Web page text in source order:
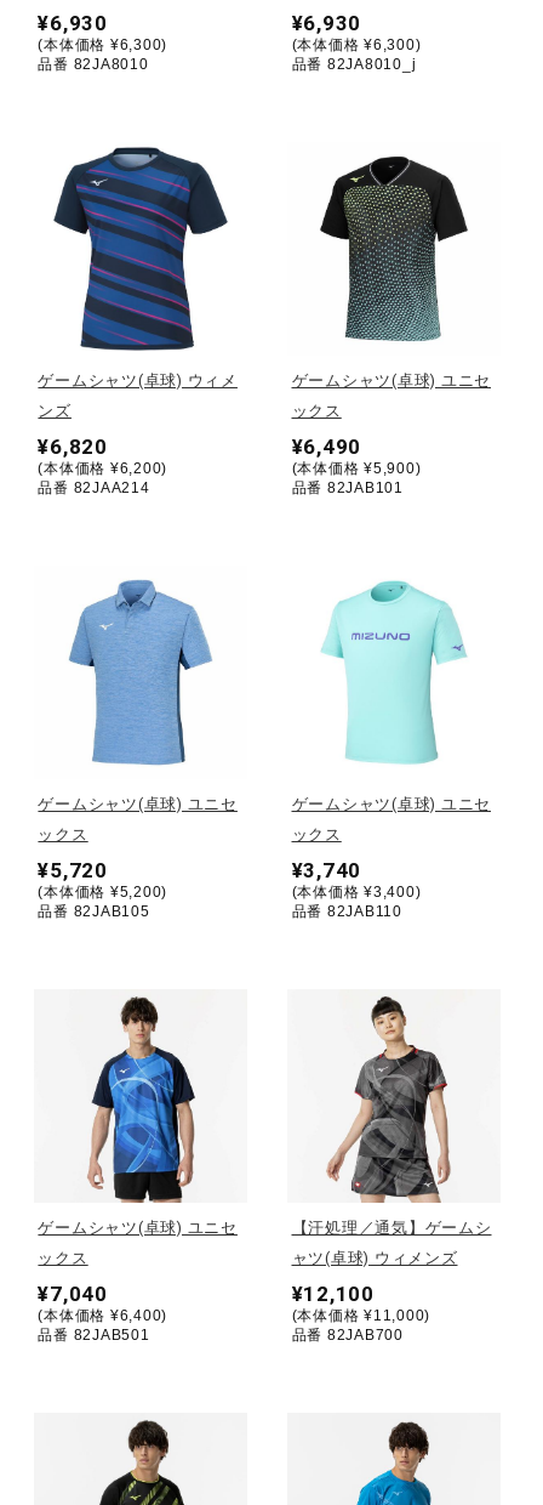
ゴルフ
バレーボール
テニス／ソフトテニス
バドミントン
陸上競技
ソフトボール
柔道
ワーキング
ウォーキングシューズ
ライフスタイルグッズ
インナー
寝具／ミズノスリープ
サポーター
¥6,930
(本体価格 ¥6,300)
品番 82JA8010
¥6,930
(本体価格 ¥6,300)
品番 82JA8010_j
ゲームシャツ(卓球) ウィメ
ンズ
¥6,820
(本体価格 ¥6,200)
品番 82JAA214
ゲームシャツ(卓球) ユニセ
ックス
¥6,490
(本体価格 ¥5,900)
品番 82JAB101
ゲームシャツ(卓球) ユニセ
ックス
¥5,720
(本体価格 ¥5,200)
品番 82JAB105
ゲームシャツ(卓球) ユニセ
ックス
¥3,740
(本体価格 ¥3,400)
品番 82JAB110
ゲームシャツ(卓球) ユニセ
ックス
¥7,040
(本体価格 ¥6,400)
品番 82JAB501
【汗処理／通気】ゲームシ
ャツ(卓球) ウィメンズ
¥12,100
(本体価格 ¥11,000)
品番 82JAB700